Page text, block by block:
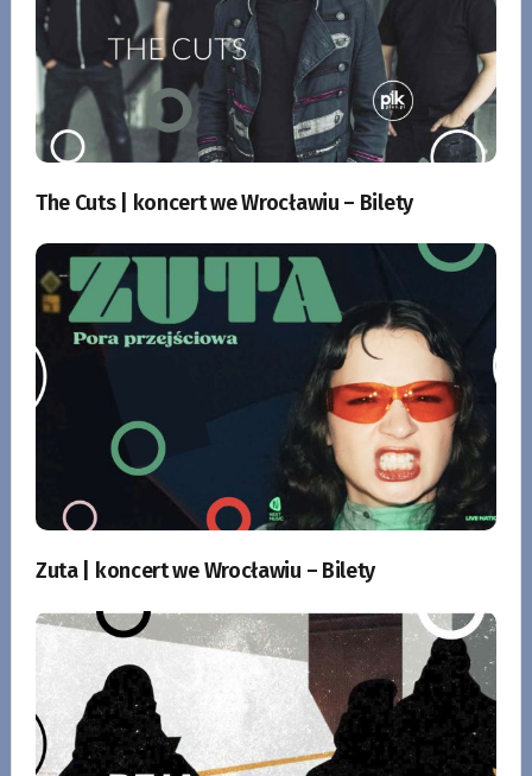
The Cuts | koncert we Wrocławiu – Bilety
Zuta | koncert we Wrocławiu – Bilety